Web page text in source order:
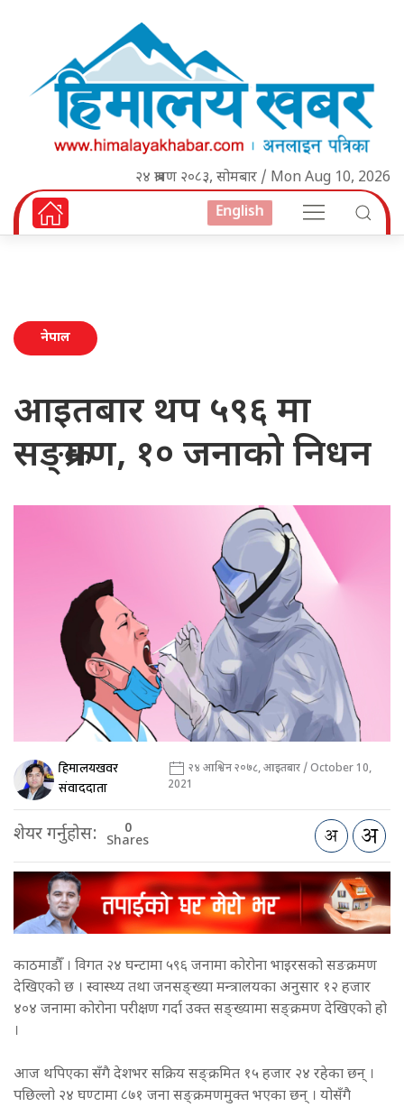
२४ श्रावण २०८३, सोमबार / Mon Aug 10, 2026
English
नेपाल
आइतबार थप ५९६ मा
सङ्क्रमण, १० जनाको निधन
हिमालयखवर
संवाददाता
२४ आश्विन २०७८, आइतबार / October 10,
2021
शेयर गर्नुहोस: 0
Shares
काठमाडौँ । विगत २४ घन्टामा ५९६ जनामा कोरोना भाइरसको सङक्रमण
देखिएको छ । स्वास्थ्य तथा जनसङ्ख्या मन्त्रालयका अनुसार १२ हजार
४०४ जनामा कोरोना परीक्षण गर्दा उक्त सङ्ख्यामा सङ्क्रमण देखिएको हो
।
आज थपिएका सँगै देशभर सक्रिय सङ्क्रमित १५ हजार २४ रहेका छन् ।
पछिल्लो २४ घण्टामा ८७१ जना सङ्क्रमणमुक्त भएका छन् । योसँगै